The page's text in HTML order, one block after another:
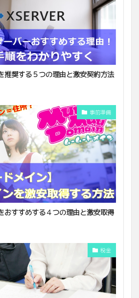
推奨する５つの理由と激安契約方法
事前準備
おすすめする４つの理由と激安取得
税金